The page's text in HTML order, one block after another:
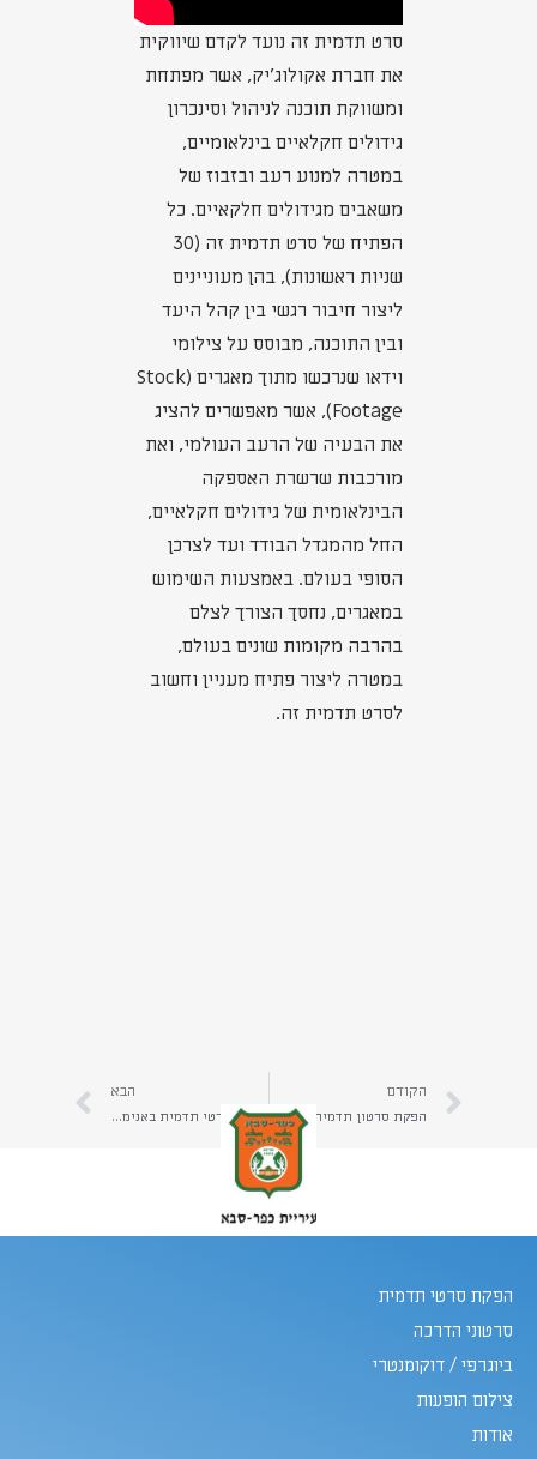
סרט תדמית זה נועד לקדם שיווקית
את חברת אקולוג'יק, אשר מפתחת
ומשווקת תוכנה לניהול וסינכרון
גידולים חקלאיים בינלאומיים,
במטרה למנוע רעב ובזבוז של
משאבים מגידולים חלקאיים. כל
הפתיח של סרט תדמית זה (30
שניות ראשונות), בהן מעוניינים
ליצור חיבור רגשי בין קהל היעד
ובין התוכנה, מבוסס על צילומי
וידאו שנרכשו מתוך מאגרים (Stock
Footage), אשר מאפשרים להציג
את הבעיה של הרעב העולמי, ואת
מורכבות שרשרת האספקה
הבינלאומית של גידולים חקלאיים,
החל מהמגדל הבודד ועד לצרכן
הסופי בעולם. באמצעות השימוש
במאגרים, נחסך הצורך לצלם
בהרבה מקומות שונים בעולם,
במטרה ליצור פתיח מעניין וחשוב
לסרט תדמית זה.
הקודם
הפקת סרטון תדמית לאפליקציה חדשה | סרטוני תדמית- הכלי השיווקי היעיל ביותר לקידום אפליקציה חדשה | יהב הפקות
הבא
הפקת סרטי תדמית באנימציית תלת מימד | יהב הפקות
הפקת סרטי תדמית
סרטוני הדרכה
ביוגרפי / דוקומנטרי
צילום הופעות
אודות